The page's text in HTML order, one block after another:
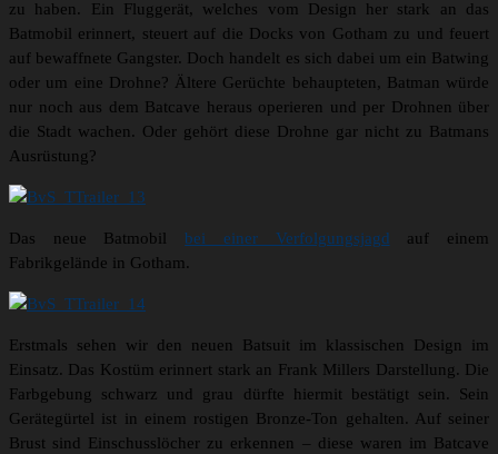
zu haben. Ein Fluggerät, welches vom Design her stark an das
Batmobil erinnert, steuert auf die Docks von Gotham zu und feuert
auf bewaffnete Gangster. Doch handelt es sich dabei um ein Batwing
oder um eine Drohne? Ältere Gerüchte behaupteten, Batman würde
nur noch aus dem Batcave heraus operieren und per Drohnen über
die Stadt wachen. Oder gehört diese Drohne gar nicht zu Batmans
Ausrüstung?
Das neue Batmobilbei einer Verfolgungsjagd auf einem
Fabrikgelände in Gotham.
Erstmals sehen wir den neuen Batsuit im klassischen Design im
Einsatz. Das Kostüm erinnert stark an Frank Millers Darstellung. Die
Farbgebung schwarz und grau dürfte hiermit bestätigt sein. Sein
Gerätegürtel ist in einem rostigen Bronze-Ton gehalten. Auf seiner
Brust sind Einschusslöcher zu erkennen – diese waren im Batcave